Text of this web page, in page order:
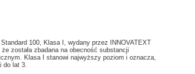
100, Klasa I, wydany przez INNOVATEXT
została zbadana na obecność substancji
Klasa I stanowi najwyższy poziom i oznacza,
do lat 3.